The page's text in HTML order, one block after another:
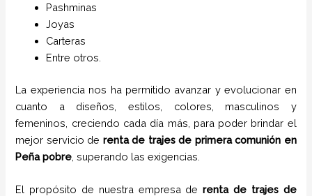
Pashminas
Joyas
Carteras
Entre otros.
La experiencia nos ha permitido avanzar y evolucionar en
cuanto a diseños, estilos, colores, masculinos y
femeninos, creciendo cada día más, para poder brindar el
mejor servicio de renta de trajes de primera comunión en
Peña pobre , superando las exigencias.
El propósito de nuestra empresa derenta de trajes de